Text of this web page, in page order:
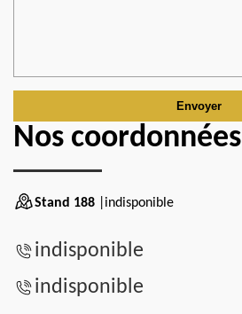
Nos coordonnées
Stand 188 |indisponible
indisponible
indisponible